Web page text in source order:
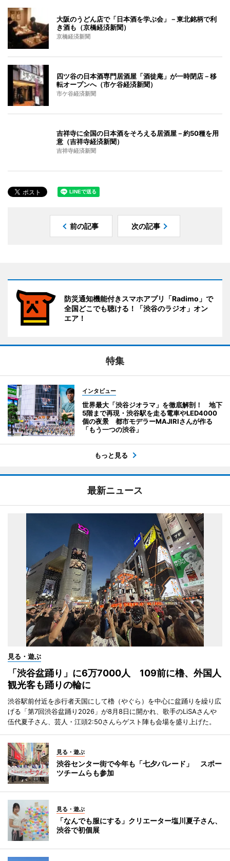
大阪のうどん店で「日本酒を学ぶ会」－東北銘柄で利
き酒も（京橋経済新聞）
京橋経済新聞
四ツ谷の日本酒専門居酒屋「酒徒庵」が一時閉店－移
転オープンへ（市ケ谷経済新聞）
市ケ谷経済新聞
吉祥寺に全国の日本酒をそろえる居酒屋－約50種を用
意（吉祥寺経済新聞）
吉祥寺経済新聞
前の記事 次の記事
防災通知機能付きスマホアプリ「Radimo」で
全国どこでも聴ける！「渋谷のラジオ」オン
エア！
特集
インタビュー
世界最大「渋谷ジオラマ」を徹底解剖！ 地下
5階まで再現・渋谷駅を走る電車やLED4000
個の夜景 都市モデラーMAJIRIさんが作る
「もう一つの渋谷」
もっと見る
最新ニュース
見る・遊ぶ
「渋谷盆踊り」に6万7000人 109前に櫓、外国人
観光客も踊りの輪に
渋谷駅前付近を歩行者天国にして櫓（やぐら）を中心に盆踊りを繰り広
げる「第7回渋谷盆踊り2026」が8月8日に開かれ、歌手のLiSAさんや
伍代夏子さん、芸人・江頭2:50さんらゲスト陣も会場を盛り上げた。
見る・遊ぶ
渋谷センター街で今年も「七夕パレード」 スポー
ツチームらも参加
見る・遊ぶ
「なんでも服にする」クリエーター塩川夏子さん、
渋谷で初個展